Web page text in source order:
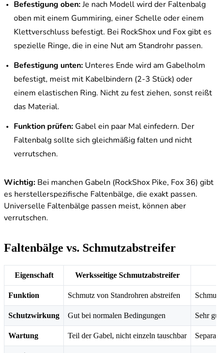
Befestigung oben:Je nach Modell wird der Faltenbalg
oben mit einem Gummiring, einer Schelle oder einem
Klettverschluss befestigt. Bei RockShox und Fox gibt es
spezielle Ringe, die in eine Nut am Standrohr passen.
Befestigung unten: Unteres Ende wird am Gabelholm
befestigt, meist mit Kabelbindern (2-3 Stück) oder
einem elastischen Ring. Nicht zu fest ziehen, sonst reißt
das Material.
Funktion prüfen: Gabel ein paar Mal einfedern. Der
Faltenbalg sollte sich gleichmäßig falten und nicht
verrutschen.
Wichtig: Bei manchen Gabeln (RockShox Pike, Fox 36) gibt
es herstellerspezifische Faltenbälge, die exakt passen.
Universelle Faltenbälge passen meist, können aber
verrutschen.
Faltenbälge vs. Schmutzabstreifer
Eigenschaft Werksseitige Schmutzabstreifer
Funktion Schmutz von Standrohren abstreifen
Schutzwirkung Gut bei normalen Bedingungen Sehr
Wartung Teil der Gabel, nicht einzeln tauschbar